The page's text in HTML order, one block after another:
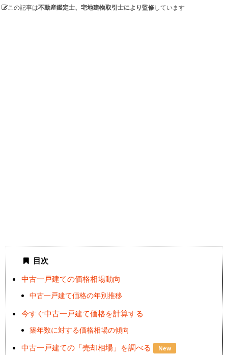
この記事は不動産鑑定士、宅地建物取引士により監修しています
目次
中古一戸建ての価格相場動向
中古一戸建て価格の年別推移
今すぐ中古一戸建て価格を計算する
築年数に対する価格相場の傾向
中古一戸建ての「売却相場」を調べる New